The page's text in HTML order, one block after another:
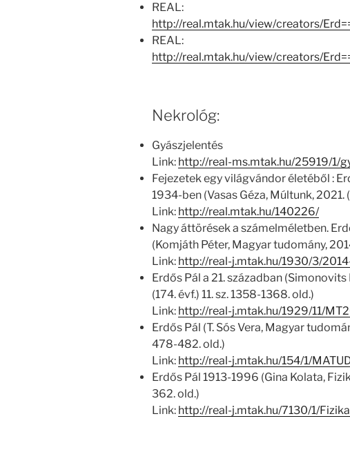
REAL:
http://real.mtak.hu/view/creators/
REAL:
http://real.mtak.hu/view/creators/
Nekrológ:
Gyászjelentés
Link: http://real-ms.mtak.hu/25919/1/
Fejezetek egy világvándor életéből :
1934-ben (Vasas Géza, Múltunk, 2021.
Link: http://real.mtak.hu/140226/
Nagy áttörések a számelméletben.
(Komjáth Péter, Magyar tudomány,
Link: http://real-j.mtak.hu/1930/3/
Erdős Pál a 21. században
(174. évf.) 11. sz. 1358-1368. old.)
Link: http://real-j.mtak.hu/1929/11/
Erdős Pál (T. Sós Vera, Magyar
478-482. old.)
Link: http://real-j.mtak.hu/154/1/
Erdős Pál 1913-1996 (Gina Kolata,
362. old.)
Link: http://real-j.mtak.hu/7130/1/